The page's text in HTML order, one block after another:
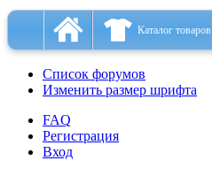
Каталог товаров
Список форумов
Изменить размер шрифта
FAQ
Регистрация
Вход